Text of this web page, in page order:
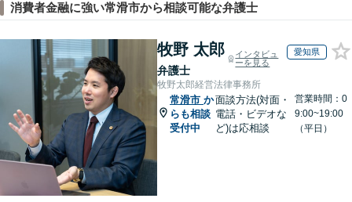
消費者金融に強い常滑市から相談可能な弁護士
牧野 太郎
弁護士
インタビュ
ーを見る
愛知県
牧野太郎経営法律事務所
常滑市 か
らも相談
受付中
面談方法(対面・
電話・ビデオな
ど)は応相談
営業時間：0
9:00~19:00
（平日）